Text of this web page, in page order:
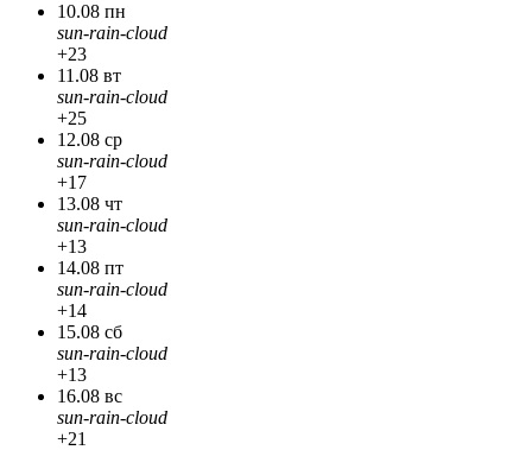
10.08 пн
sun-rain-cloud
+23
11.08 вт
sun-rain-cloud
+25
12.08 ср
sun-rain-cloud
+17
13.08 чт
sun-rain-cloud
+13
14.08 пт
sun-rain-cloud
+14
15.08 сб
sun-rain-cloud
+13
16.08 вс
sun-rain-cloud
+21